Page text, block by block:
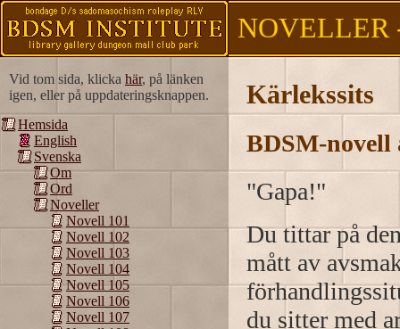
NOVELLER
Vid tom sida, klicka här, på länken
igen, eller på uppdateringsknappen.
Hemsida
English
Svenska
Om
Ord
Noveller
Novell 101
Novell 102
Novell 103
Novell 104
Novell 105
Novell 106
Novell 107
Kärlekssits
BDSM-novell
"Gapa!"
Du tittar på
mått av
du sitter med